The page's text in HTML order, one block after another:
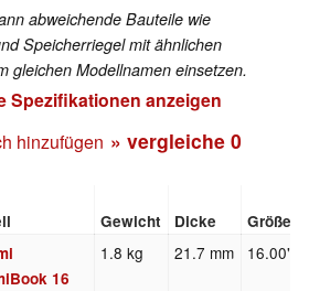
abweichende Bauteile wie
Speicherriegel mit ähnlichen
gleichen Modellnamen einsetzen.
Spezifikationen anzeigen
hinzufügen » vergleiche 0
Gewicht Dicke Größe
16
1.8 kg 21.7 mm 16.00"